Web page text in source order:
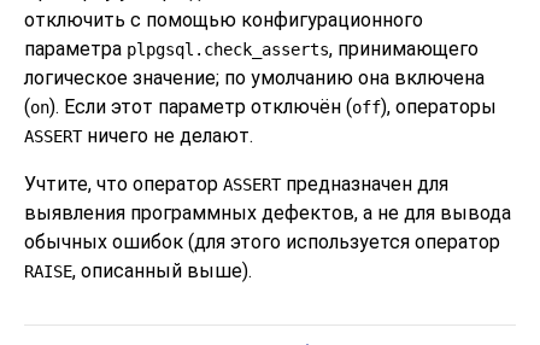
отключить с помощью конфигурационного
параметра plpgsql.check_asserts, принимающего
логическое значение; по умолчанию она включена
(on). Если этот параметр отключён (off), операторы
ASSERTничего не делают.
Учтите, что оператор ASSERTпредназначен для
выявления программных дефектов, а не для вывода
обычных ошибок (для этого используется оператор
RAISE, описанный выше).